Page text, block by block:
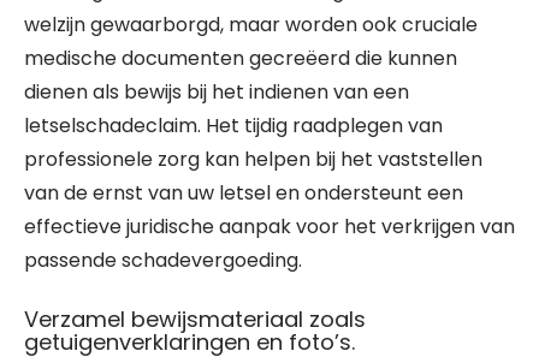
welzijn gewaarborgd, maar worden ook cruciale
medische documenten gecreëerd die kunnen
dienen als bewijs bij het indienen van een
letselschadeclaim. Het tijdig raadplegen van
professionele zorg kan helpen bij het vaststellen
van de ernst van uw letsel en ondersteunt een
effectieve juridische aanpak voor het verkrijgen van
passende schadevergoeding.
Verzamel bewijsmateriaal zoals
getuigenverklaringen en foto’s.